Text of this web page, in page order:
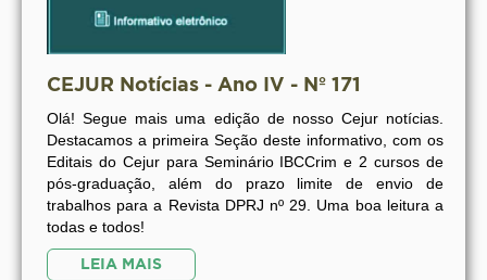
CEJUR Notícias - Ano IV - Nº 171
Olá! Segue mais uma edição de nosso Cejur notícias.
Destacamos a primeira Seção deste informativo, com os
Editais do Cejur para Seminário IBCCrim e 2 cursos de
pós-graduação, além do prazo limite de envio de
trabalhos para a Revista DPRJ nº 29. Uma boa leitura a
todas e todos!
LEIA MAIS